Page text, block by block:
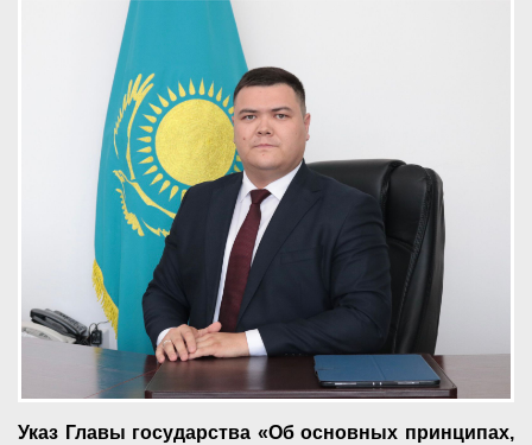
Указ Главы государства «Об основных принципах,